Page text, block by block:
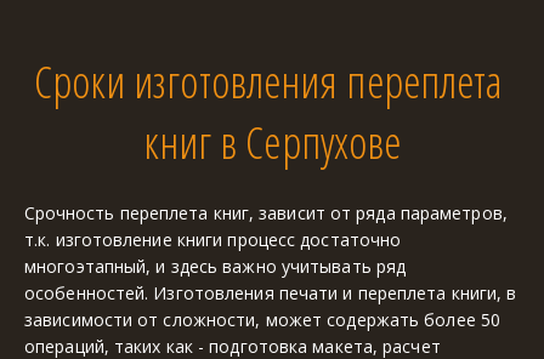
Сроки изготовления переплета
книг в Серпухове
Срочность переплета книг, зависит от ряда параметров,
т.к. изготовление книги процесс достаточно
многоэтапный, и здесь важно учитывать ряд
особенностей. Изготовления печати и переплета книги, в
зависимости от сложности, может содержать более 50
операций, таких как - подготовка макета, расчет